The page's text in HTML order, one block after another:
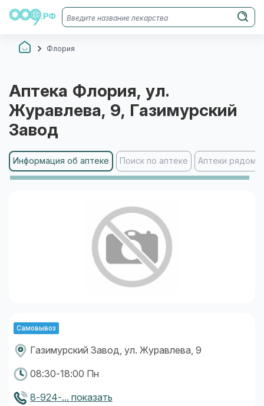
Флория
Аптека Флория, ул.
Журавлева, 9, Газимурский
Завод
Информация об аптеке Поиск по аптеке Аптеки рядом
Самовывоз
Газимурский Завод, ул. Журавлева, 9
08:30-18:00 Пн
8-924-... показать